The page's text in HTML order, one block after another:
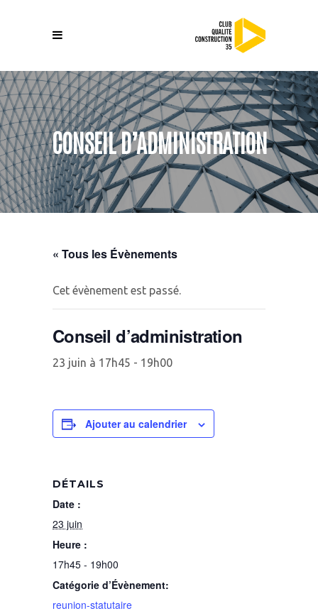
CONSEIL D’ADMINISTRATION
« Tous les Évènements
Cet évènement est passé.
Conseil d’administration
23 juin à 17h45 - 19h00
Ajouter au calendrier
DÉTAILS
Date :
23 juin
Heure :
17h45 - 19h00
Catégorie d’Évènement:
reunion-statutaire